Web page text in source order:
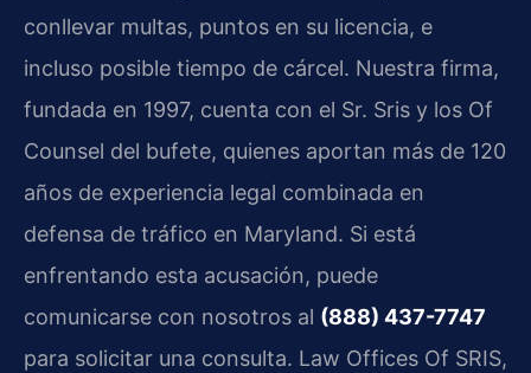
conllevar multas, puntos en su licencia, e
incluso posible tiempo de cárcel. Nuestra firma,
fundada en 1997, cuenta con el Sr. Sris y los Of
Counsel del bufete, quienes aportan más de 120
años de experiencia legal combinada en
defensa de tráfico en Maryland. Si está
enfrentando esta acusación, puede
comunicarse con nosotros al (888) 437-7747
para solicitar una consulta. Law Offices Of SRIS,